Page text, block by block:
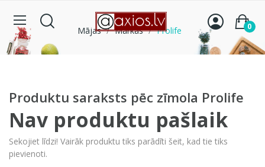
0
Mājas Markas Prolife
Produktu saraksts pēc zīmola Prolife
Nav produktu pašlaik
Sekojiet līdzi! Vairāk produktu tiks parādīti šeit, kad tie tiks
pievienoti.